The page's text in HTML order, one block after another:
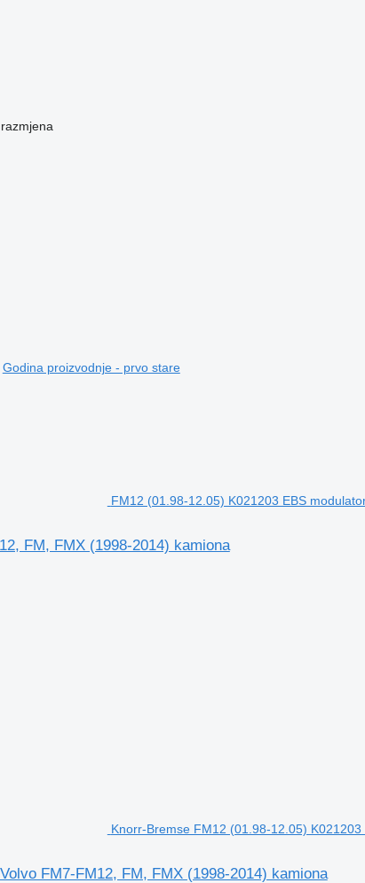
razmjena
Godina proizvodnje - prvo stare
FM12 (01.98-12.05) K021203 EBS
FM, FMX (1998-2014) kamiona
Knorr-Bremse FM12 (01.98-12.05)
FM7-FM12, FM, FMX (1998-2014) kamiona